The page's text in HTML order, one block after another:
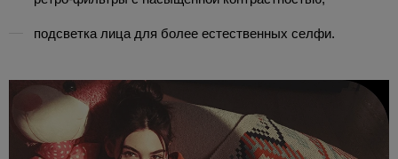
подсветка лица для более естественных селфи.